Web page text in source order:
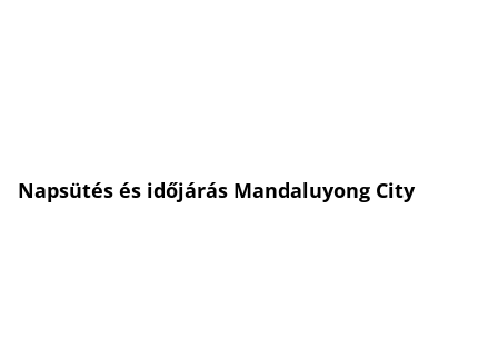
Napsütés és időjárás Mandaluyong City